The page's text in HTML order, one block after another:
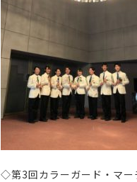
◇第3回カラーガード・マー